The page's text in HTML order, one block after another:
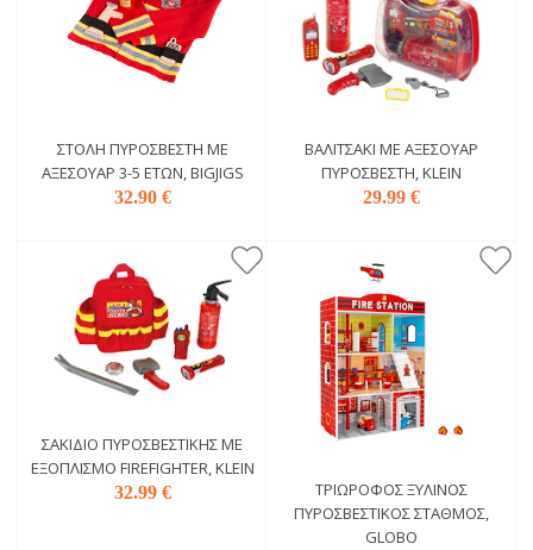
ΣΤΟΛΉ ΠΥΡΟΣΒΈΣΤΗ ΜΕ
ΑΞΕΣΟΥΆΡ 3-5 ΕΤΏΝ, BIGJIGS
32.90 €
ΒΑΛΙΤΣΆΚΙ ΜΕ ΑΞΕΣΟΥΆΡ
ΠΥΡΟΣΒΈΣΤΗ, KLEIN
29.99 €
ΣΑΚΊΔΙΟ ΠΥΡΟΣΒΕΣΤΙΚΉΣ ΜΕ
ΕΞΟΠΛΙΣΜΌ FIREFIGHTER, KLEIN
32.99 €
ΤΡΙΏΡΟΦΟΣ ΞΎΛΙΝΟΣ
ΠΥΡΟΣΒΕΣΤΙΚΌΣ ΣΤΑΘΜΌΣ,
GLOBO